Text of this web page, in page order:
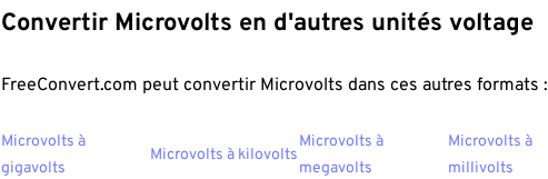
Convertir Microvolts en d'autres unités voltage
FreeConvert.com peut convertir Microvolts dans ces autres formats :
Microvolts à
gigavolts
Microvolts à kilovolts
Microvolts à
megavolts
Microvolts à
millivolts